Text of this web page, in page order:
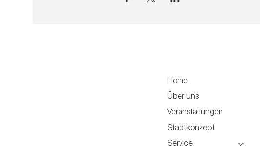
Home
Über uns
Veranstaltungen
Stadtkonzept
Service